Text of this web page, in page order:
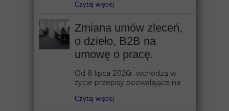
Czytaj więcej
Zmiana umów zleceń,
o dzieło, B2B na
umowę o pracę.
Od 8 lipca 2026r. wchodzą w
życie przepisy pozwalające na
Czytaj więcej